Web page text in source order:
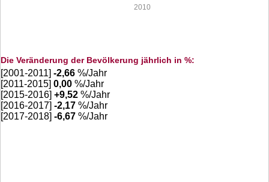
2010
Die Veränderung der Bevölkerung jährlich in %:
[2001-2011] -2,66 %/Jahr
[2011-2015] 0,00 %/Jahr
[2015-2016] +9,52 %/Jahr
[2016-2017] -2,17 %/Jahr
[2017-2018] -6,67 %/Jahr